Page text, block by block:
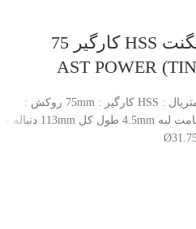
گردبر مخصوص دریل مگنت HSS کارگیر 75
ساخت : چین تحت لیسانس : آلمان متریال : HSS کارگیر : 75mm روکش :
مشکی TiN برند : ASTPOWER ضخامت لبه 4.5mm طول کل 113mm دنباله تا